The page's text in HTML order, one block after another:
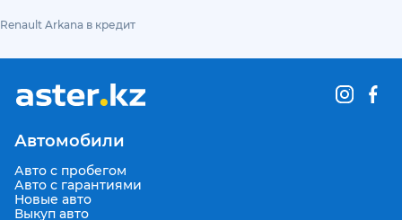
Renault Arkana в кредит
Автомобили
Авто с пробегом
Авто с гарантиями
Новые авто
Выкуп авто